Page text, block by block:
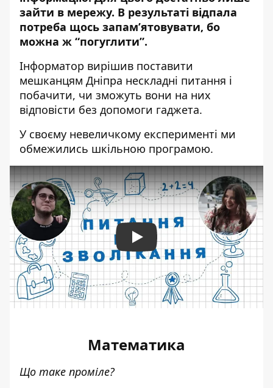
зайти в мережу. В результаті відпала
потреба щось запам’ятовувати, бо
можна ж “погуглити”.
Інформатор вирішив поставити
мешканцям Дніпра нескладні питання і
побачити, чи зможуть вони на них
відповісти без допомоги гаджета.
У своєму невеличкому експерименті ми
обмежились шкільною програмою.
Play
Математика
Що таке проміле?